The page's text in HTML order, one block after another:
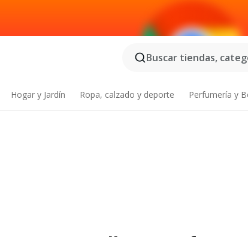
Buscar tiendas,
Hogar y Jardín Ropa, calzado y deporte Perfumería y